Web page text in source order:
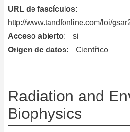
URL de fascículos
http://www.tandfonline.com/loi/
Acceso abierto
si
Origen de datos
Científico
Radiation and
Biophysics